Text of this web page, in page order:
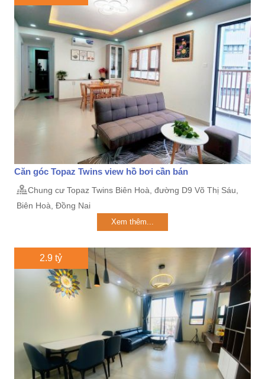
Căn góc Topaz Twins view hồ bơi cần bán
Chung cư Topaz Twins Biên Hoà, đường D9 Võ Thị Sáu,
Biên Hoà, Đồng Nai
Xem thêm...
2.9 tỷ